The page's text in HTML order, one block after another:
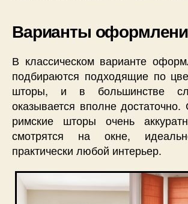
Варианты
В классическом варианте
подбираются подходящие по
шторы, и в большинстве
оказывается вполне
римские шторы очень
смотрятся на окне,
практически любой интерьер.